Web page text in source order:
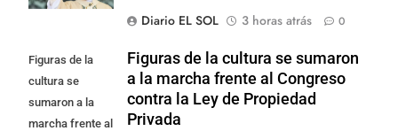
Diario EL SOL
3 horas atrás 0
Figuras de la
cultura se
sumaron a la
marcha frente al
Figuras de la cultura se sumaron
a la marcha frente al Congreso
contra la Ley de Propiedad
Privada